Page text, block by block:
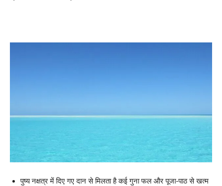
पुष्य नक्षत्र में दिए गए दान से मिलता है कई गुना फल और पूजा-पाठ से खत्म